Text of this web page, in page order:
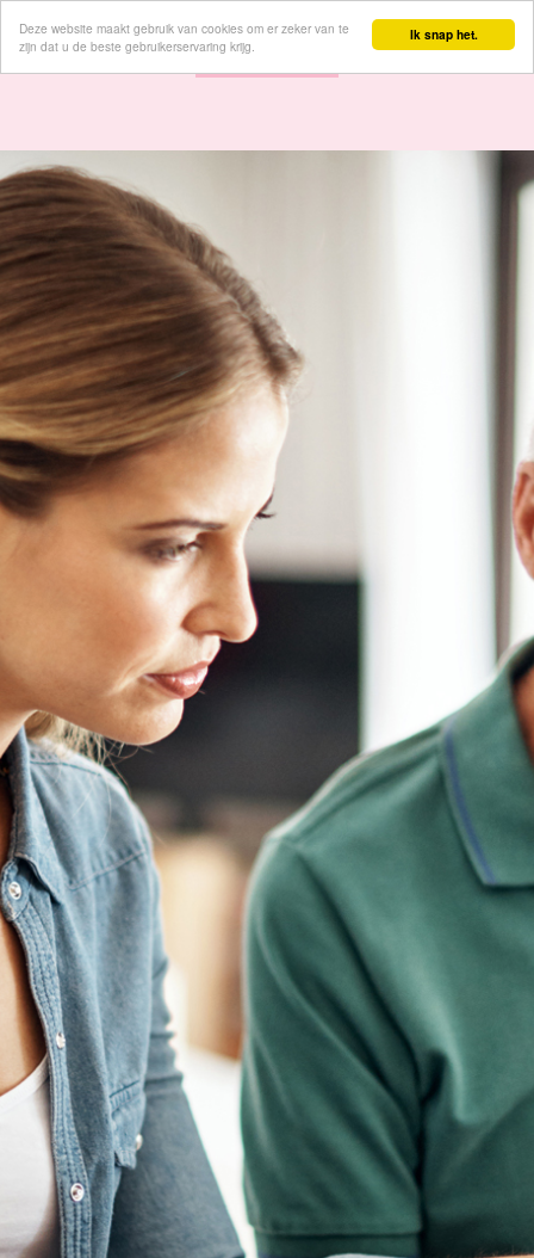
Ik snap het.
Deze website maakt gebruik van cookies om er zeker van te
zijn dat u de beste gebruikerservaring krijg.
Inloggen